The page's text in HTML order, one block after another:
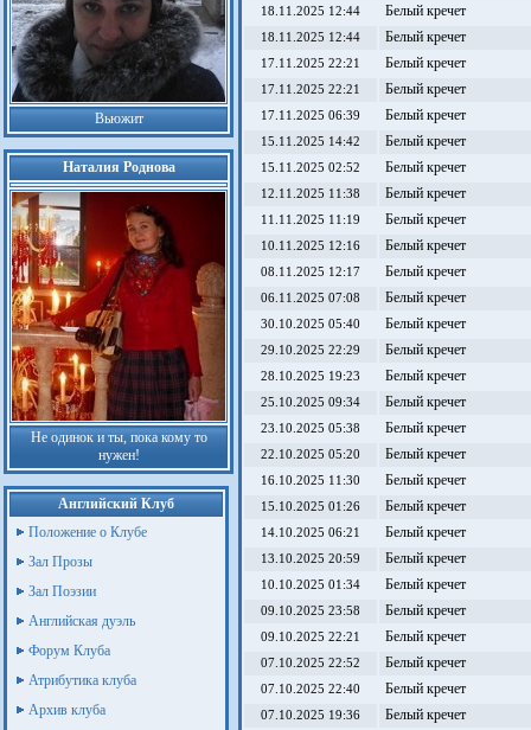
Вьюжит
Наталия Роднова
Не одинок и ты, пока кому то
нужен!
Английский Клуб
Положение о Клубе
Зал Прозы
Зал Поэзии
Английская дуэль
Форум Клуба
Атрибутика клуба
Архив клуба
18.11.2025 12:44 Белый кречет
18.11.2025 12:44 Белый кречет
17.11.2025 22:21 Белый кречет
17.11.2025 22:21 Белый кречет
17.11.2025 06:39 Белый кречет
15.11.2025 14:42 Белый кречет
15.11.2025 02:52 Белый кречет
12.11.2025 11:38 Белый кречет
11.11.2025 11:19 Белый кречет
10.11.2025 12:16 Белый кречет
08.11.2025 12:17 Белый кречет
06.11.2025 07:08 Белый кречет
30.10.2025 05:40 Белый кречет
29.10.2025 22:29 Белый кречет
28.10.2025 19:23 Белый кречет
25.10.2025 09:34 Белый кречет
23.10.2025 05:38 Белый кречет
22.10.2025 05:20 Белый кречет
16.10.2025 11:30 Белый кречет
15.10.2025 01:26 Белый кречет
14.10.2025 06:21 Белый кречет
13.10.2025 20:59 Белый кречет
10.10.2025 01:34 Белый кречет
09.10.2025 23:58 Белый кречет
09.10.2025 22:21 Белый кречет
07.10.2025 22:52 Белый кречет
07.10.2025 22:40 Белый кречет
07.10.2025 19:36 Белый кречет